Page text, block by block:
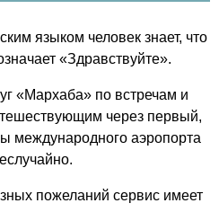
языком человек знает, что
«Здравствуйте».
«Мархаба» по встречам и
через первый,
международного аэропорта
пожеланий сервис имеет